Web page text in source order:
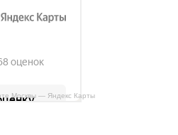
Москвы — Яндекс Карты